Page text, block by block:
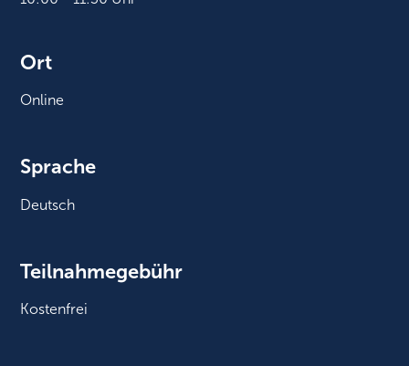
Ort
Online
Sprache
Deutsch
Teilnahmegebühr
Kostenfrei